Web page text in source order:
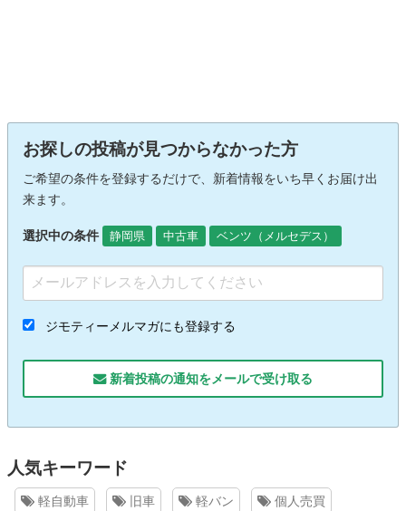
お探しの投稿が見つからなかった方
ご希望の条件を登録するだけで、新着情報をいち早くお届け出
来ます。
選択中の条件 静岡県 中古車 ベンツ（メルセデス）
ジモティーメルマガにも登録する
新着投稿の通知をメールで受け取る
人気キーワード
軽自動車 旧車 軽バン 個人売買